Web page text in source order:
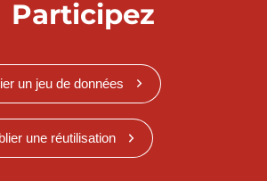
Participez
un jeu de données
une réutilisation